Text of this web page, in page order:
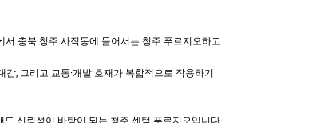
충북 청주 사직동에 들어서는 청주 푸르지오하고
, 그리고 교통·개발 호재가 복합적으로 작용하기
신뢰성이 바탕이 되는 청주 센텀 푸르지오입니다